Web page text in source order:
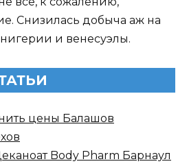
Снизилась добыча аж на
нигерии и венесуэлы.
цены Балашов
Body Pharm Барнаул